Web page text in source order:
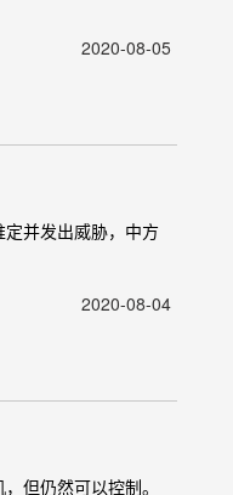
2020-08-05
并发出威胁，中方
2020-08-04
但仍然可以控制。